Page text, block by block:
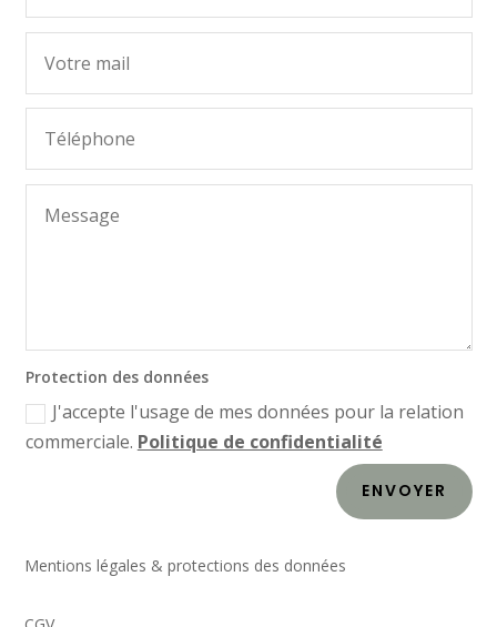
Protection des données
J'accepte l'usage de mes données pour la relation
commerciale. Politique de confidentialité
ENVOYER
Mentions légales & protections des données